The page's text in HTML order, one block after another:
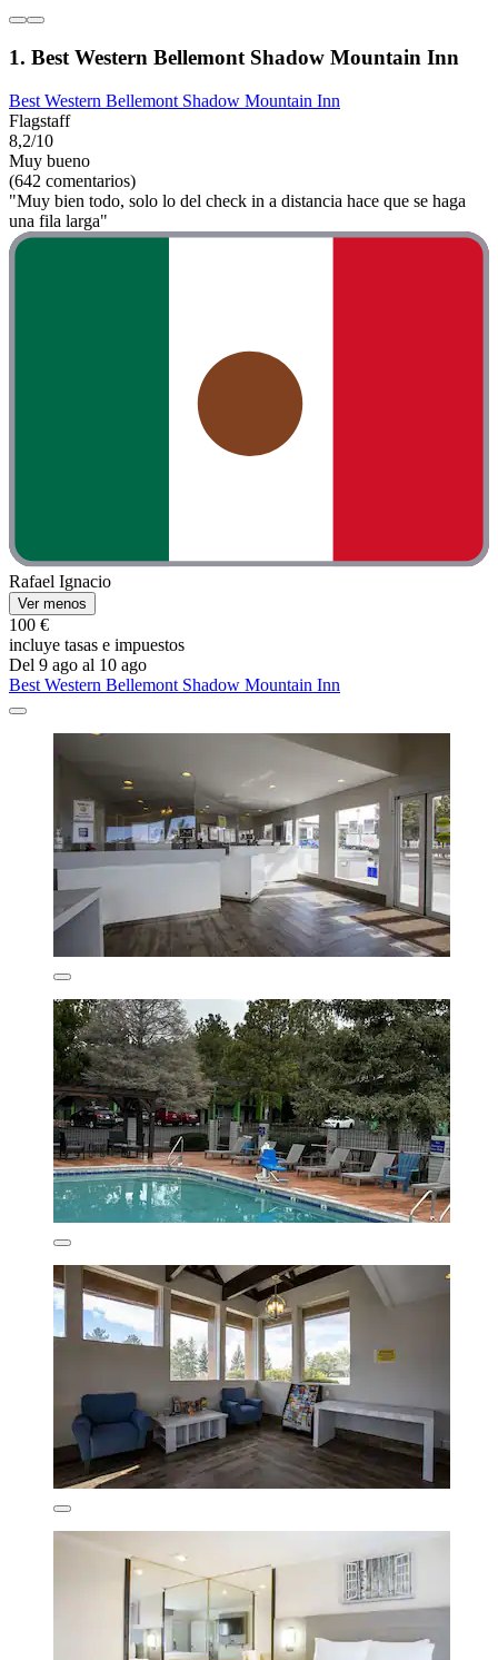
1. Best Western Bellemont Shadow Mountain Inn
Best Western Bellemont Shadow Mountain Inn
Flagstaff
8,2/10
Muy bueno
(642 comentarios)
"Muy bien todo, solo lo del check in a distancia hace que se haga
una fila larga"
Rafael Ignacio
Ver menos
100 €
incluye tasas e impuestos
Del 9 ago al 10 ago
Best Western Bellemont Shadow Mountain Inn